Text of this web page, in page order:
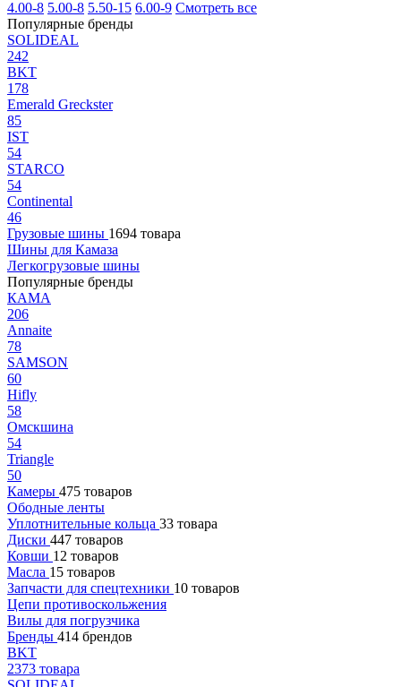
4.00-8 5.00-8 5.50-15 6.00-9 Смотреть все
Популярные бренды
SOLIDEAL
242
BKT
178
Emerald Greckster
85
IST
54
STARCO
54
Continental
46
Грузовые шины 1694 товара
Шины для Камаза
Легкогрузовые шины
Популярные бренды
КАМА
206
Annaite
78
SAMSON
60
Hifly
58
Омскшина
54
Triangle
50
Камеры 475 товаров
Ободные ленты
Уплотнительные кольца 33 товара
Диски 447 товаров
Ковши 12 товаров
Масла 15 товаров
Запчасти для спецтехники 10 товаров
Цепи противоскольжения
Вилы для погрузчика
Бренды 414 брендов
BKT
2373 товара